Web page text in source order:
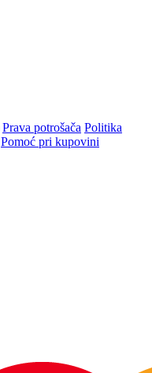
Prava potrošača Politika
Pomoć pri kupovini